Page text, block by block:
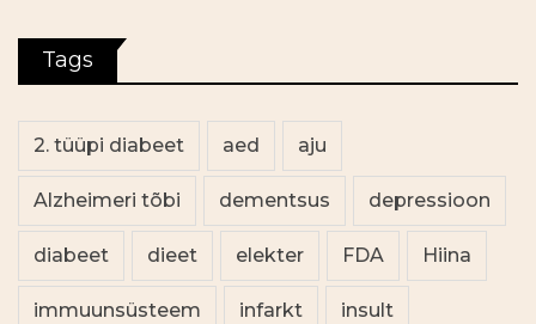
Tags
2. tüüpi diabeet aed aju
Alzheimeri tõbi dementsus depressioon
diabeet dieet elekter FDA Hiina
immuunsüsteem infarkt insult